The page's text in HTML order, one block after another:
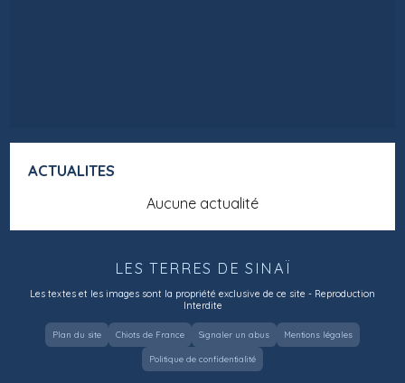
ACTUALITES
Aucune actualité
LES TERRES DE SINAÏ
Les textes et les images sont la propriété exclusive de ce site - Reproduction
Interdite
Plan du site Chiots de France Signaler un abus Mentions légales
Politique de confidentialité